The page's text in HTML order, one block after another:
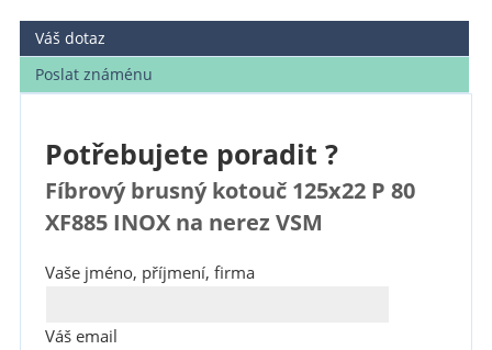
Váš dotaz
Poslat známénu
Potřebujete poradit ?
Fíbrový brusný kotouč 125x22 P 80
XF885 INOX na nerez VSM
Vaše jméno, příjmení, firma
Váš email